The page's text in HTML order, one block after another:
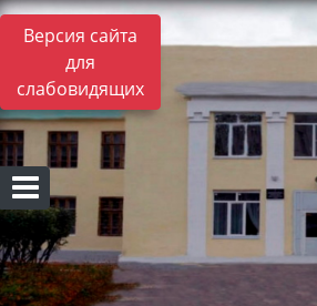
Версия сайта
для
слабовидящих